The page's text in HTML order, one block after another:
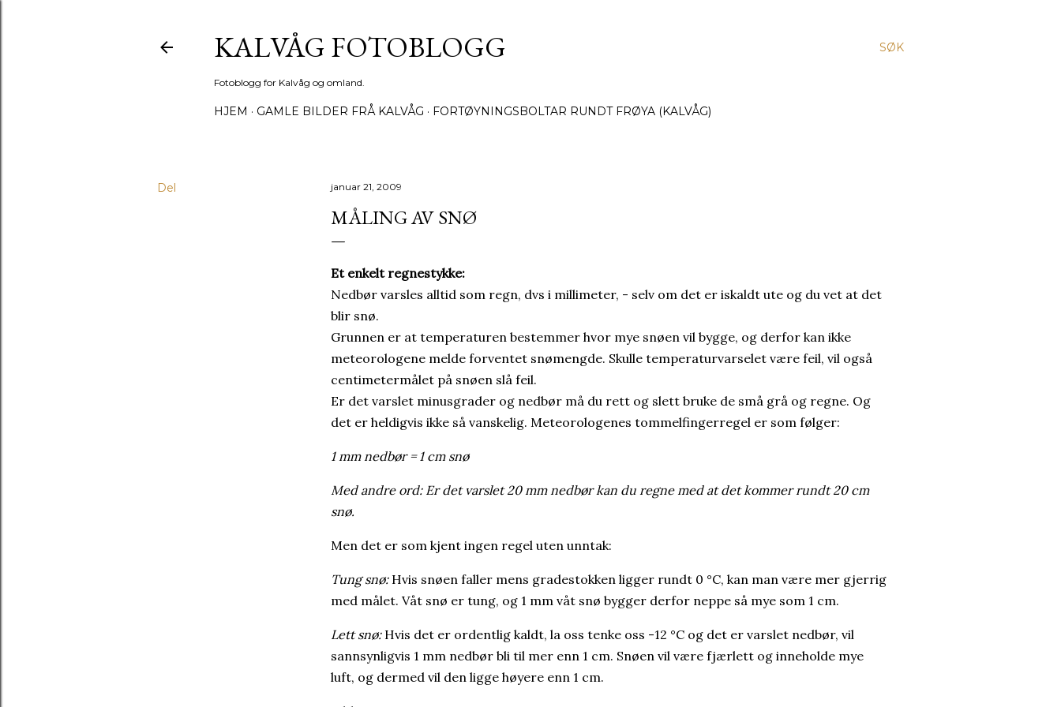
SØK
KALVÅG FOTOBLOGG
Fotoblogg for Kalvåg og omland.
HJEM GAMLE BILDER FRÅ KALVÅG FORTØYNINGSBOLTAR RUNDT FRØYA (KALVÅG)
Del januar 21, 2009
MÅLING AV SNØ
Et enkelt regnestykke:
Nedbør varsles alltid som regn, dvs i millimeter, - selv om det er iskaldt ute og du vet at det
blir snø.
Grunnen er at temperaturen bestemmer hvor mye snøen vil bygge, og derfor kan ikke
meteorologene melde forventet snømengde. Skulle temperaturvarselet være feil, vil også
centimetermålet på snøen slå feil.
Er det varslet minusgrader og nedbør må du rett og slett bruke de små grå og regne. Og
det er heldigvis ikke så vanskelig. Meteorologenes tommelfingerregel er som følger:
1 mm nedbør = 1 cm snø
Med andre ord: Er det varslet 20 mm nedbør kan du regne med at det kommer rundt 20 cm
snø.
Men det er som kjent ingen regel uten unntak:
Tung snø:Hvis snøen faller mens gradestokken ligger rundt 0 °C, kan man være mer gjerrig
med målet. Våt snø er tung, og 1 mm våt snø bygger derfor neppe så mye som 1 cm.
Lett snø:Hvis det er ordentlig kaldt, la oss tenke oss -12 °C og det er varslet nedbør, vil
sannsynligvis 1 mm nedbør bli til mer enn 1 cm. Snøen vil være fjærlett og inneholde mye
luft, og dermed vil den ligge høyere enn 1 cm.